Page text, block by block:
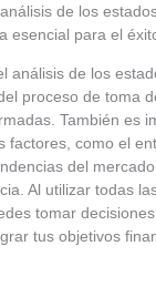
de los
esencial para el
análisis de los
proceso de toma
También es
factores, como el
del
Al utilizar todas
tomar
tus objetivos